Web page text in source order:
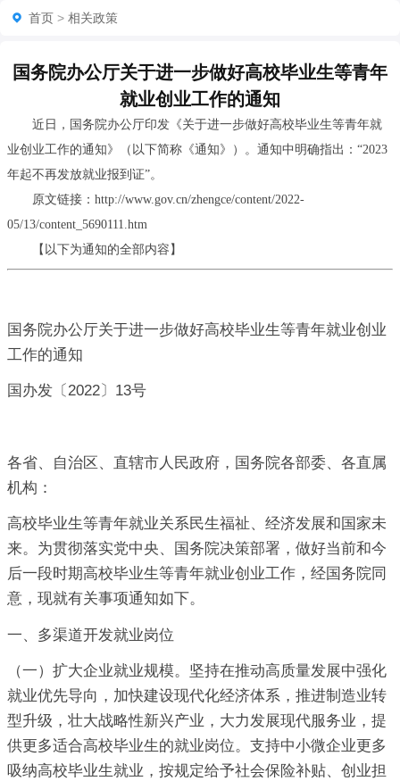
首页 > 相关政策
国务院办公厅关于进一步做好高校毕业生等青年
就业创业工作的通知
近日，国务院办公厅印发《关于进一步做好高校毕业生等青年就
业创业工作的通知》（以下简称《通知》）。通知中明确指出：“2023
年起不再发放就业报到证”。
原文链接：http://www.gov.cn/zhengce/content/2022-
05/13/content_5690111.htm
【以下为通知的全部内容】
国务院办公厅关于进一步做好高校毕业生等青年就业创业
工作的通知
国办发〔2022〕13号
各省、自治区、直辖市人民政府，国务院各部委、各直属
机构：
高校毕业生等青年就业关系民生福祉、经济发展和国家未
来。为贯彻落实党中央、国务院决策部署，做好当前和今
后一段时期高校毕业生等青年就业创业工作，经国务院同
意，现就有关事项通知如下。
一、多渠道开发就业岗位
（一）扩大企业就业规模。坚持在推动高质量发展中强化
就业优先导向，加快建设现代化经济体系，推进制造业转
型升级，壮大战略性新兴产业，大力发展现代服务业，提
供更多适合高校毕业生的就业岗位。支持中小微企业更多
吸纳高校毕业生就业，按规定给予社会保险补贴、创业担